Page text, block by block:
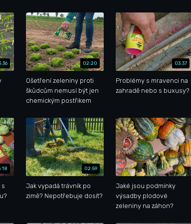
02:20
Ošetření zeleniny proti
škůdcům nemusí být jen
chemickým postřikem
03:37
Problémy s mravenci na
zahradě nebo s buxusy?
s
02:59
Jak vypadá trávník po
zimě? Nepotřebuje dosít?
Jaké jsou podmínky
výsadby plodové
zeleniny na záhon?